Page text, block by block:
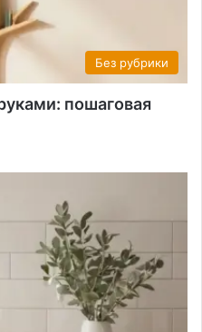
Без рубрики
пошаговая